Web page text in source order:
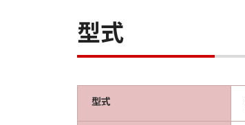
型式
型式